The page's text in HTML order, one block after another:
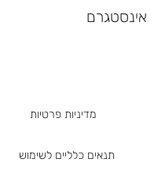
אינסטגרם
מדיניות פרטיות
תנאים כלליים לשימוש